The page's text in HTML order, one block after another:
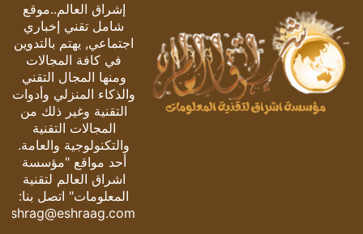
إشراق العالم..موقع
شامل تقني إخباري
اجتماعي, يهتم بالتدوين
في كافة المجالات
ومنها المجال التقني
والذكاء المنزلي وأدوات
التقنية وغير ذلك من
المجالات التقنية
والتكنولوجية والعامة.
أحد مواقع "مؤسسة
اشراق العالم لتقنية
المعلومات" اتصل بنا:
eshrag@eshraag.com